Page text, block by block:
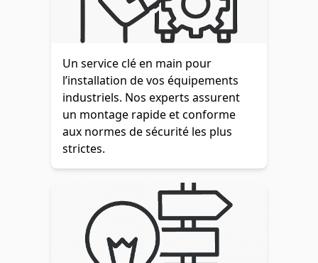
Un service clé en main pour
l’installation de vos équipements
industriels. Nos experts assurent
un montage rapide et conforme
aux normes de sécurité les plus
strictes.